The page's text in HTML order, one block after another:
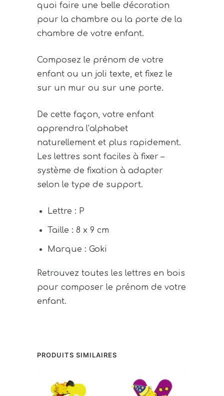
quoi faire une belle décoration
pour la chambre ou la porte de la
chambre de votre enfant.
Composez le prénom de votre
enfant ou un joli texte, et fixez le
sur un mur ou sur une porte.
De cette façon, votre enfant
apprendra l’alphabet
naturellement et plus rapidement.
Les lettres sont faciles à fixer –
système de fixation à adapter
selon le type de support.
Lettre : P
Taille : 8 x 9 cm
Marque : Goki
Retrouvez toutes les lettres en bois
pour composer le prénom de votre
enfant.
PRODUITS SIMILAIRES